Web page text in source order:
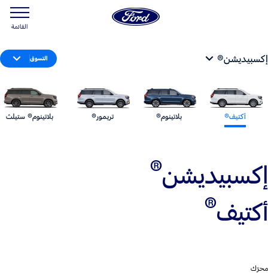
القائمة
إكسبيديشن® التسوق
أكتيف® بلاتينوم® تريمور® بلاتينوم® ستيلث
إكسبيديشن®
أكتيف®
محرّك